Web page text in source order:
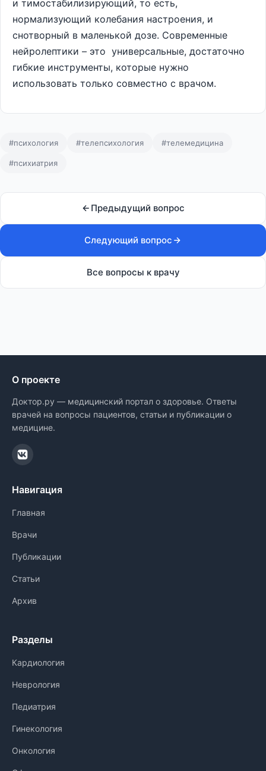
и тимостабилизирующий, то есть,
нормализующий колебания настроения, и
снотворный в маленькой дозе. Современные
нейролептики – это универсальные, достаточно
гибкие инструменты, которые нужно
использовать только совместно с врачом.
#психология #телепсихология #телемедицина
#психиатрия
Предыдущий вопрос
Следующий вопрос
Все вопросы к врачу
О проекте
Доктор.ру — медицинский портал о здоровье. Ответы
врачей на вопросы пациентов, статьи и публикации о
медицине.
Навигация
Главная
Врачи
Публикации
Статьи
Архив
Разделы
Кардиология
Неврология
Педиатрия
Гинекология
Онкология